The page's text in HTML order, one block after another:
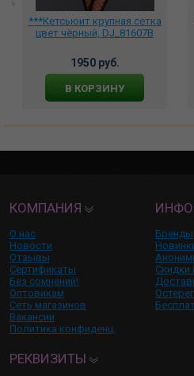
***Кетсьюит крупная сетка
цвет чёрный, DJ_81607B
1950 руб.
В КОРЗИНУ
КОМПАНИЯ
О нас
Новости
Отзывы
Сертификаты
Без сомнений!
Оптовикам
Сеть магазинов
Вакансии
Политика конфиденц.
Бренды
Скидки
РЕКВИЗИТЫ